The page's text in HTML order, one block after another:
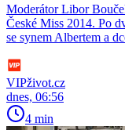
Moderátor Libor
České Miss 2014. Po
se synem Albertem a
VIPživot.cz
dnes, 06:56
4 min